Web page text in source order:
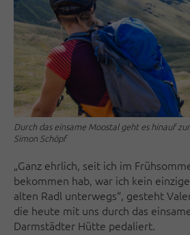
Durch das einsame Moostal geht es hinauf
Simon Schöpf
„Ganz ehrlich, seit ich im
bekommen hab, war ich kein
alten Radl unterwegs“, gesteht
die heute mit uns durch das
Darmstädter Hütte pedaliert.